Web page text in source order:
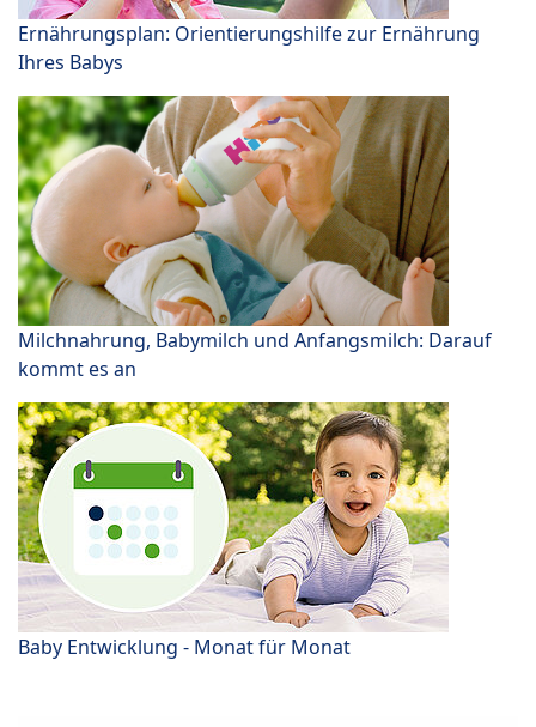
Ernährungsplan: Orientierungshilfe zur Ernährung
Ihres Babys
Milchnahrung, Babymilch und Anfangsmilch: Darauf
kommt es an
Baby Entwicklung - Monat für Monat